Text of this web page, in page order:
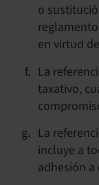
o
en virtud
La
taxativo,
La
incluye a
adhesión a